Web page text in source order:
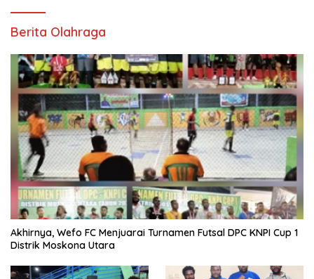
Berita Olahraga
Akhirnya, Wefo FC Menjuarai Turnamen Futsal DPC KNPI Cup 1
Distrik Moskona Utara